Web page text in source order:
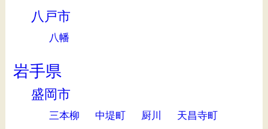
八戸市
八幡
岩手県
盛岡市
三本柳 中堤町 厨川
天昌寺町